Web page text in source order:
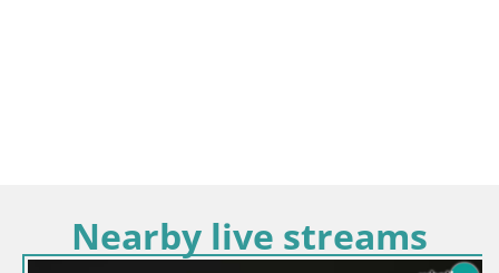
Nearby live streams